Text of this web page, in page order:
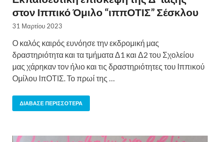
στον Ιππικό Όμιλο “ιππΟΤΙΣ” Σέσκλου
31 Μαρτίου 2023
Ο καλός καιρός ευνόησε την εκδρομική μας
δραστηριότητα και τα τμήματα Δ1 και Δ2 του Σχολείου
μας χάρηκαν τον ήλιο και τις δραστηριότητες του Ιππικού
Ομίλου ΙπΟΤΙΣ. Το πρωί της …
ΔΙΆΒΑΣΕ ΠΕΡΙΣΣΌΤΕΡΑ